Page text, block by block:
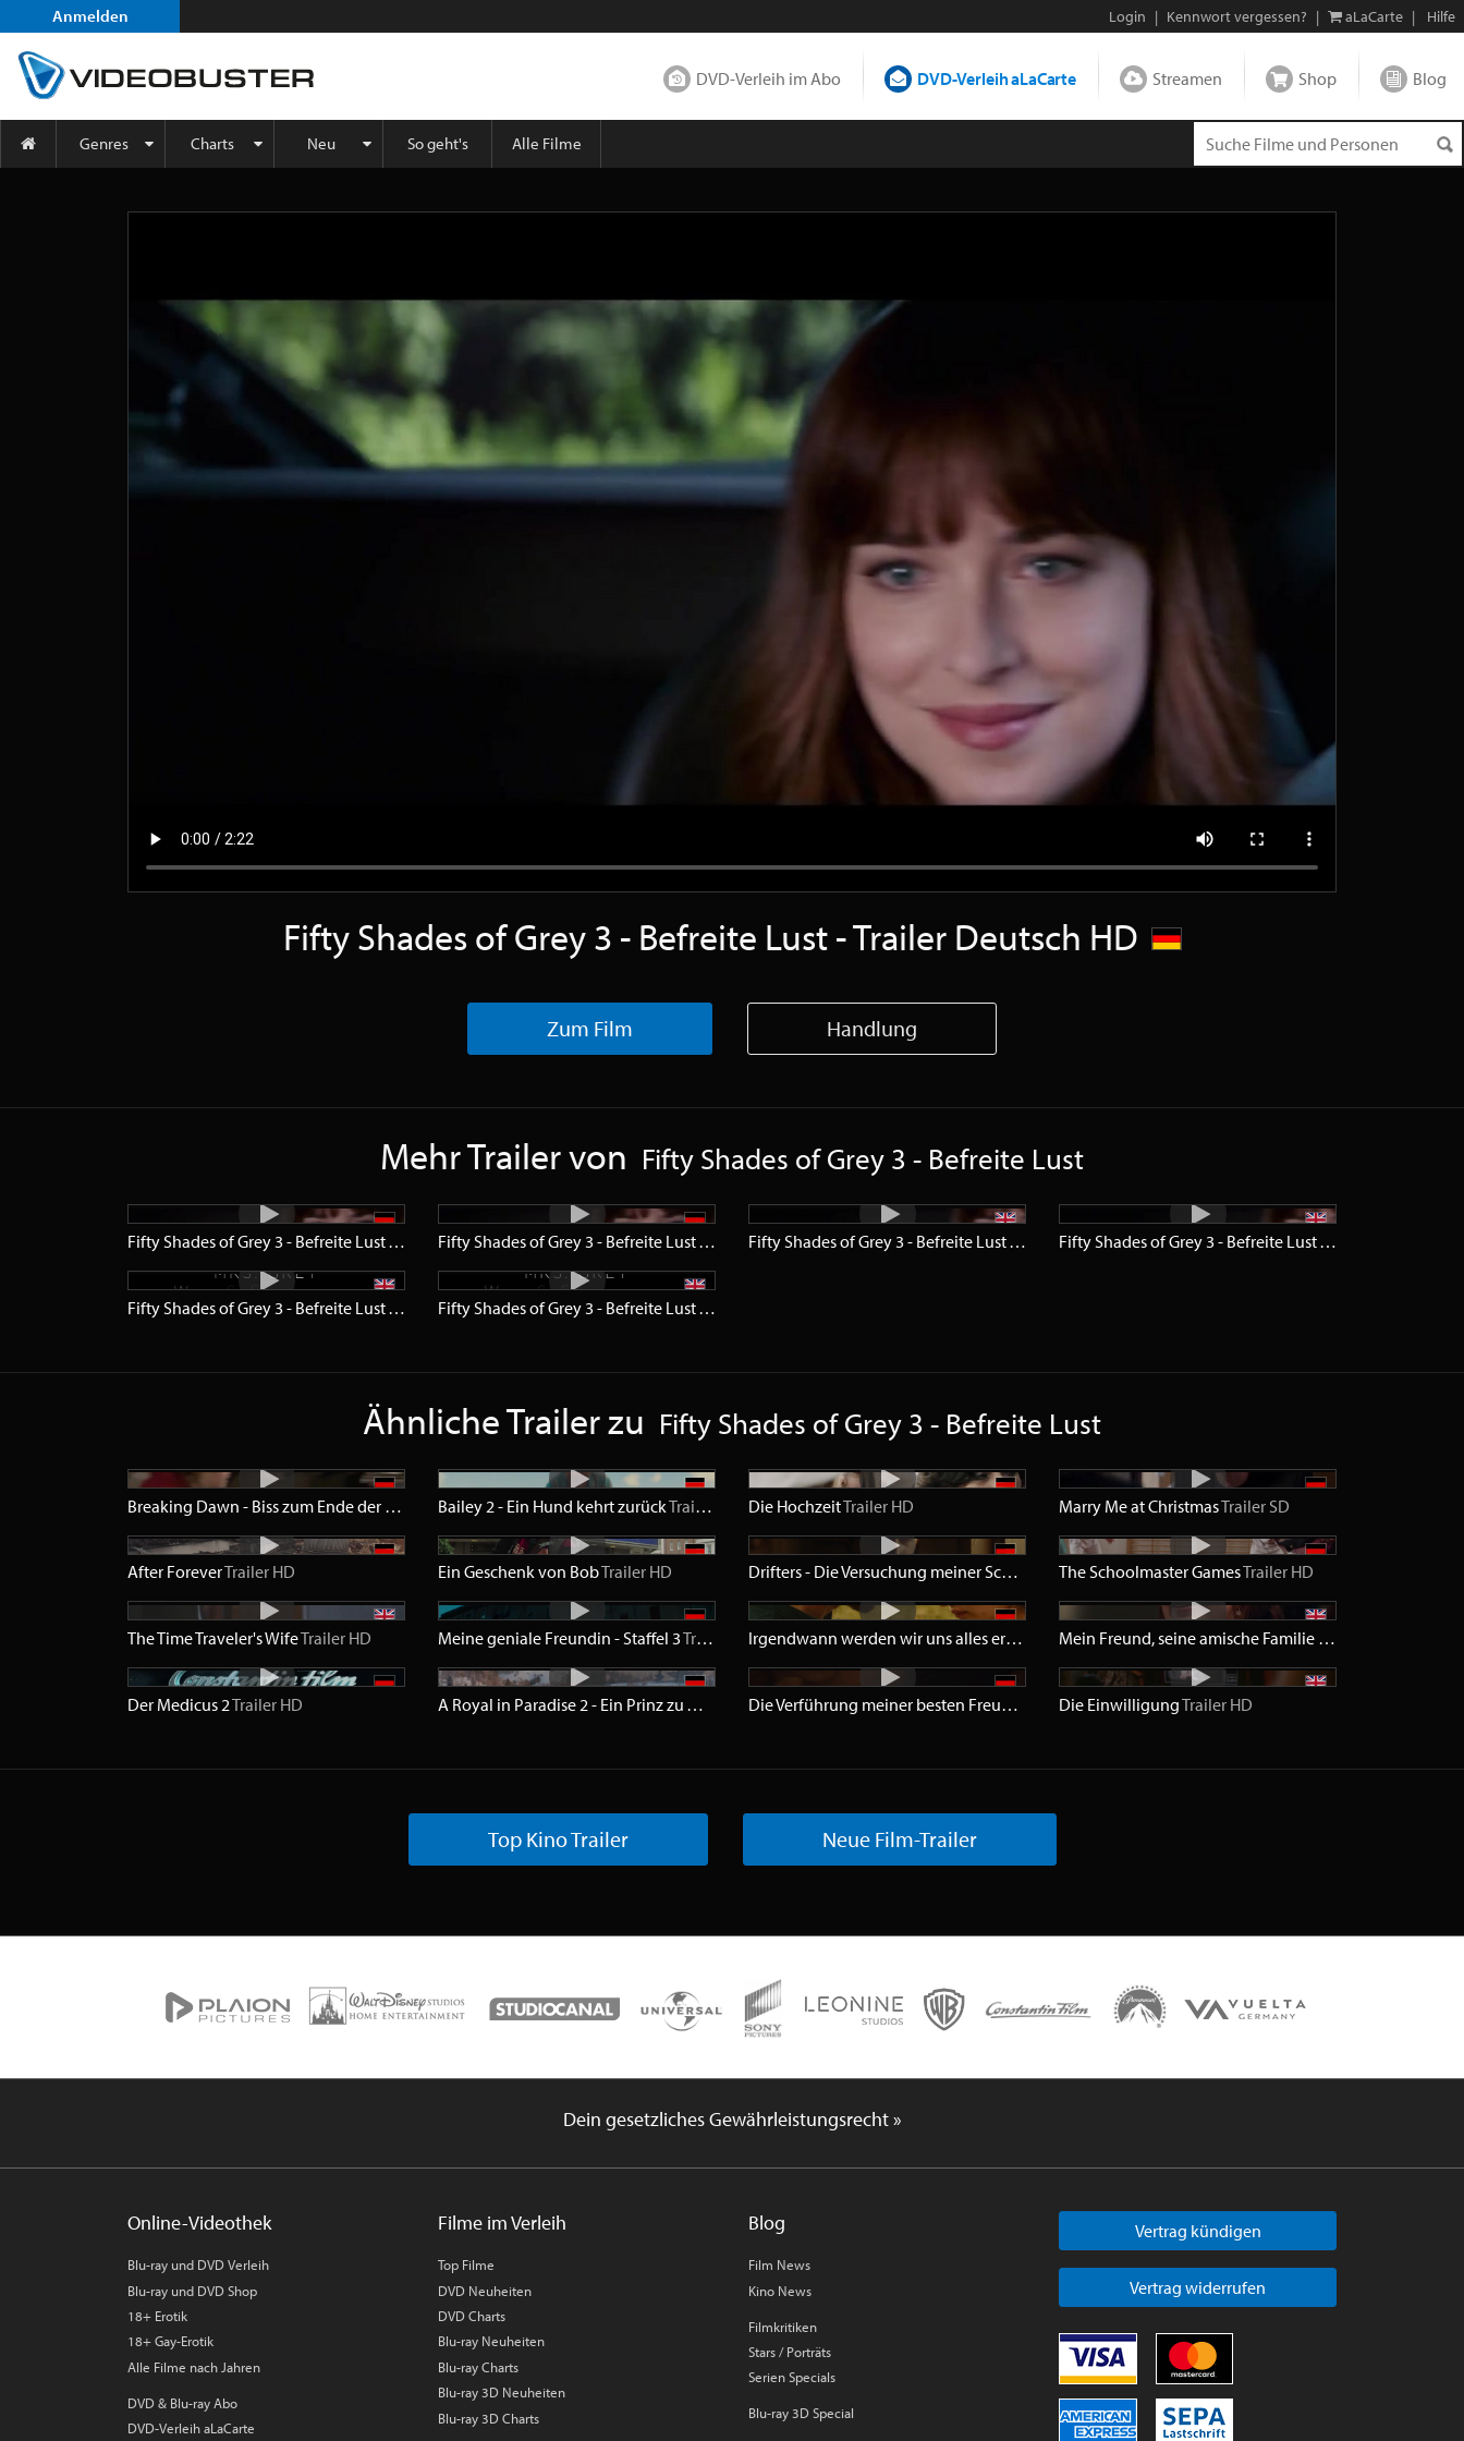
Anmelden Login | Kennwort vergessen? | aLaCarte | Hilfe
DVD-Verleih im Abo DVD-Verleih aLaCarte Streamen Shop Blog
Genres Charts Neu So geht's Alle Filme
Fifty Shades of Grey 3 - Befreite Lust - Trailer Deutsch HD
Zum Film Handlung
Mehr Trailer von Fifty Shades of Grey 3 - Befreite Lust
Fifty Shades of Grey 3 - Befreite Lust
Trailer HD Fifty Shades of Grey 3 - Befreite Lust
Trailer SD Fifty Shades of Grey 3 - Befreite Lust
Trailer HD Fifty Shades of Grey 3 - Befreite Lust
Trailer
Fifty Shades of Grey 3 - Befreite Lust
Teaser HD Fifty Shades of Grey 3 - Befreite Lust
Teaser
Ähnliche Trailer zu Fifty Shades of Grey 3 - Befreite Lust
Breaking Dawn - Biss zum Ende der Nacht - Teil 1 TrailerSD
Bailey 2 - Ein Hund kehrt zurückTrailer Die HochzeitTrailer HD Marry Me at ChristmasTrailer SD
After ForeverTrailer HD Ein Geschenk von BobTrailer HD Drifters - Die Versuchung meiner Schwester TrailerHD
The Schoolmaster GamesTrailer HD
The Time Traveler's WifeTrailer HD Meine geniale Freundin - Staffel 3Trailer HD Irgendwann werden wir uns alles erzählen TrailerHD Mein Freund, seine amische Familie und ich
Der Medicus 2Trailer HD A Royal in Paradise 2 - Ein Prinz zu Weihnachten Trailer HD Die Verführung meiner besten Freundin Trailer HD
Die EinwilligungTrailer HD
Top Kino Trailer Neue Film-Trailer
Dein gesetzliches Gewährleistungsrecht »
Online-Videothek
Blu-ray und DVD Verleih
Blu-ray und DVD Shop
18+ Erotik
18+ Gay-Erotik
Alle Filme nach Jahren
DVD & Blu-ray Abo
DVD-Verleih aLaCarte
Filme im Verleih
Top Filme
DVD Neuheiten
DVD Charts
Blu-ray Neuheiten
Blu-ray Charts
Blu-ray 3D Neuheiten
Blu-ray 3D Charts
Blog
Film News
Kino News
Filmkritiken
Stars / Porträts
Serien Specials
Blu-ray 3D Special
Vertrag kündigen
Vertrag widerrufen